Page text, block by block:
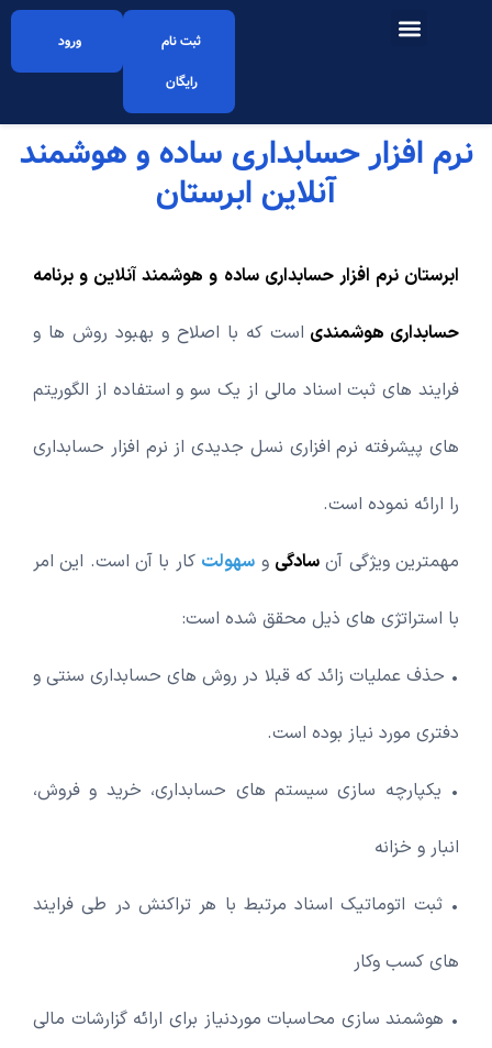
ثبت نام
رایگان
ورود
نرم افزار حسابداری ساده و هوشمند
آنلاین ابرستان
ابرستان نرم افزار حسابداری ساده و هوشمند آنلاین و برنامه
حسابداری هوشمندی است که با اصلاح و بهبود روش ها و
فرایند های ثبت اسناد مالی از یک سو و استفاده از الگوریتم
های پیشرفته نرم افزاری نسل جدیدی از نرم افزار حسابداری
را ارائه نموده است.
مهمترین ویژگی آن سادگیو سهولتکار با آن است. این امر
با استراتژی های ذیل محقق شده است:
• حذف عملیات زائد که قبلا در روش های حسابداری سنتی و
دفتری مورد نیاز بوده است.
• یکپارچه سازی سیستم های حسابداری، خرید و فروش،
انبار و خزانه
• ثبت اتوماتیک اسناد مرتبط با هر تراکنش در طی فرایند
های کسب وکار
• هوشمند سازی محاسبات موردنیاز برای ارائه گزارشات مالی